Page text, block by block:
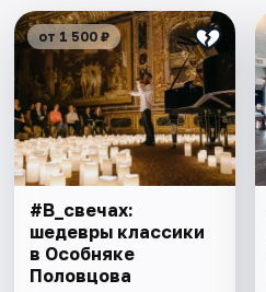
от 1 500 ₽
#В_свечах:
шедевры классики
в Особняке
Половцова